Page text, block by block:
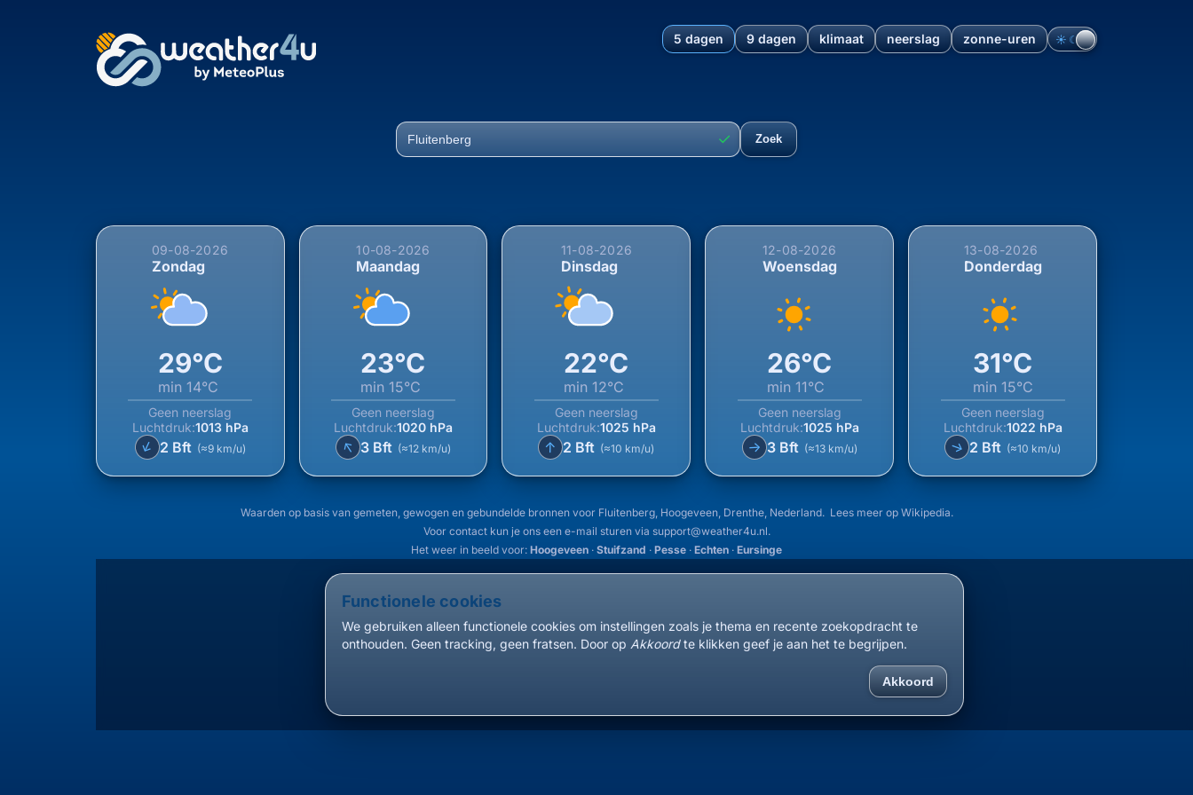
5 dagen 9 dagen klimaat neerslag zonne-uren ☀︎ ☾
5-daagse weersverwachting voor Fluitenberg, Hoogeveen, Drenthe,
✓ Zoek
09-08-2026
Zondag
29°C
min 14°C
Geen neerslag
Luchtdruk:1013 hPa
↑ 2 Bft (≈9 km/u)
10-08-2026
Maandag
23°C
min15°C
Geen neerslag
Luchtdruk:1020 hPa
↑3 Bft (≈12 km/u)
11-08-2026
Dinsdag
22°C
min12°C
Geen neerslag
Luchtdruk:1025 hPa
↑ 2 Bft (≈10 km/u)
12-08-2026
Woensdag
26°C
min11°C
Geen neerslag
Luchtdruk:1025 hPa
↑ 3 Bft (≈13 km/u)
13-08-2026
Donderdag
31°C
min 15°C
Geen neerslag
Luchtdruk:1022 hPa
↑2 Bft (≈10 km/u)
Waarden op basis van gemeten, gewogen en gebundelde bronnen voor Fluitenberg, Hoogeveen, Drenthe, Nederland. Lees meer op Wikipedia.
Voor contact kun je ons een e-mail sturen via support@weather4u.nl.
Het weer in beeld voor: Hoogeveen · Stuifzand · Pesse · Echten · Eursinge
Functionele cookies
We gebruiken alleen functionele cookies om instellingen zoals je thema en recente zoekopdracht te
onthouden. Geen tracking, geen fratsen. Door op Akkoordte klikken geef je aan het te begrijpen.
Akkoord